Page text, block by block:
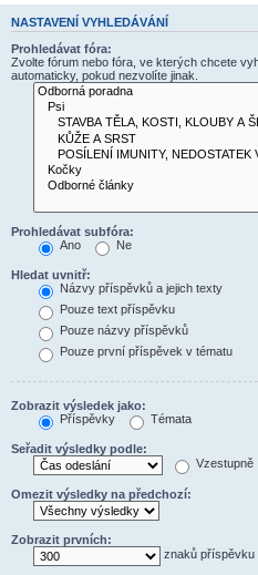
NASTAVENÍ VYHLEDÁVÁNÍ
Prohledávat fóra:
Zvolte fórum nebo fóra, ve kterých chcete
automaticky, pokud nezvolíte jinak.
Prohledávat subfóra:
Ano
Ne
Hledat uvnitř:
Názvy příspěvků a jejich texty
Pouze text příspěvku
Pouze názvy příspěvků
Pouze první příspěvek v tématu
Zobrazit výsledek jako:
Příspěvky
Témata
Seřadit výsledky podle:
Vzestupně
Omezit výsledky na předchozí:
Zobrazit prvních:
znaků příspěvku